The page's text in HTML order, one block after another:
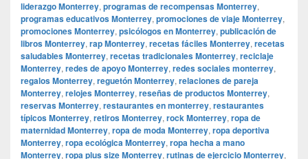
liderazgo Monterrey, programas de recompensas Monterrey,
programas educativos Monterrey, promociones de viaje Monterrey,
promociones Monterrey, psicólogos en Monterrey, publicación de
libros Monterrey, rap Monterrey, recetas fáciles Monterrey, recetas
saludables Monterrey, recetas tradicionales Monterrey, reciclaje
Monterrey, redes de apoyo Monterrey, redes sociales monterrey,
regalos Monterrey, reguetón Monterrey, relaciones de pareja
Monterrey, relojes Monterrey, reseñas de productos Monterrey,
reservas Monterrey, restaurantes en monterrey, restaurantes
típicos Monterrey, retiros Monterrey, rock Monterrey, ropa de
maternidad Monterrey, ropa de moda Monterrey, ropa deportiva
Monterrey, ropa ecológica Monterrey, ropa hecha a mano
Monterrey, ropa plus size Monterrey, rutinas de ejercicio Monterrey,